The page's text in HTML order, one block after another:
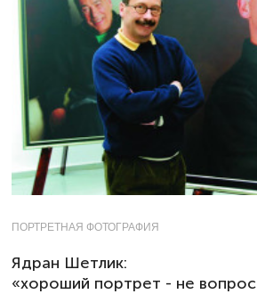
ПОРТРЕТНАЯ ФОТОГРАФИЯ
Ядран Шетлик:
«хороший портрет - не вопрос